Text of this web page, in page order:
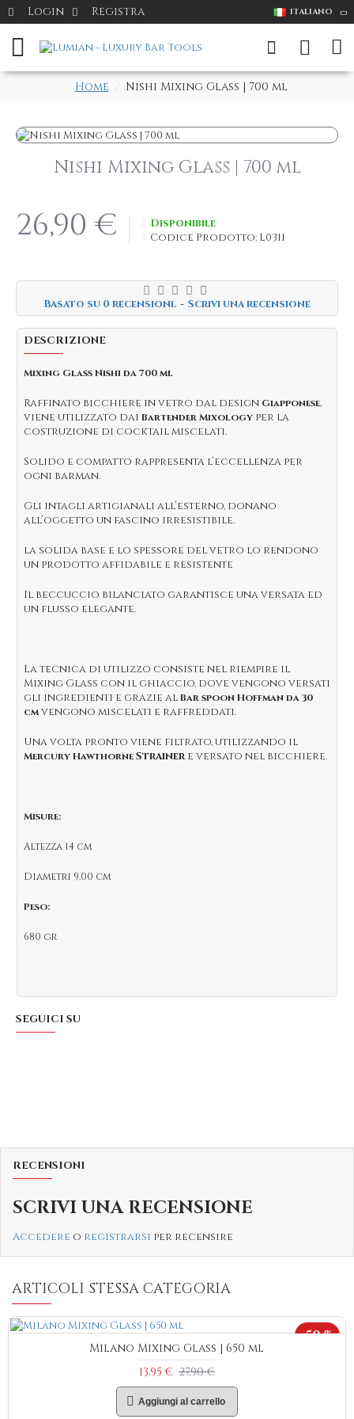
Login Registra ITALIANO
Home Nishi Mixing Glass | 700 ml
Nishi Mixing Glass | 700 ml
Basato su 0 recensioni. - Scrivi una recensione
26,90 €
Disponibile
Codice Prodotto: L0311
DESCRIZIONE
Mixing Glass Nishi da 700 ml
Raffinato bicchiere in vetro dal design Giapponese,
viene utilizzato dai Bartender Mixology per la
costruzione di cocktail miscelati.
Solido e compatto rappresenta l’eccellenza per
ogni barman.
Gli intagli artigianali all’esterno, donano
all’oggetto un fascino irresistibile.
la solida base e lo spessore del vetro lo rendono
un prodotto affidabile e resistente
Il beccuccio bilanciato garantisce una versata ed
un flusso elegante.
La tecnica di utilizzo consiste nel riempire il
Mixing Glass con il ghiaccio, dove vengono versati
gli ingredienti e grazie alBar spoon Hoffman da 30
cmvengono miscelati e raffreddati.
Una volta pronto viene filtrato, utilizzando il
Mercury HawthorneStrainere versato nel bicchiere.
Misure:
Altezza 14 cm
Diametri 9,00 cm
Peso:
680 gr
SEGUICI SU
RECENSIONI
SCRIVI UNA RECENSIONE
Accedere o registrarsi per recensire
ARTICOLI STESSA CATEGORIA
-50 %
Milano Mixing Glass | 650 ml
13,95 € 27,90 €
Aggiungi al carrello